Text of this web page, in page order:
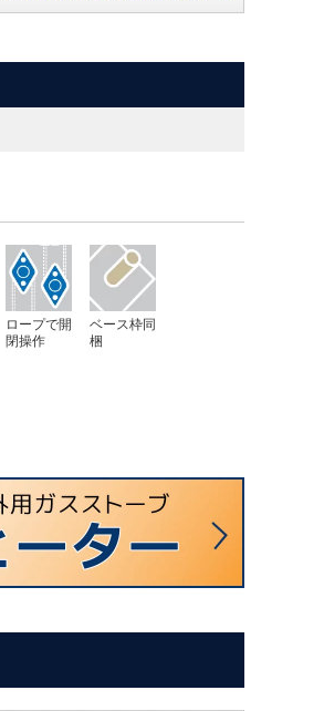
ロープで開
閉操作
ベース枠同
梱